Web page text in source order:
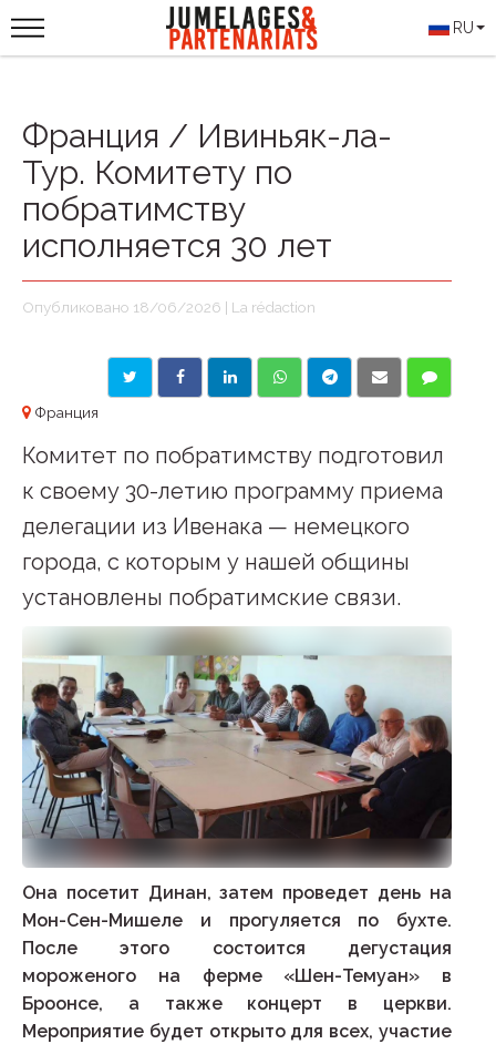
RU
Франция / Ивиньяк-ла-
Тур. Комитету по
побратимству
исполняется 30 лет
Опубликовано 18/06/2026 | La rédaction
Франция
Комитет по побратимству подготовил
к своему 30-летию программу приема
делегации из Ивенака — немецкого
города, с которым у нашей общины
установлены побратимские связи.
Она посетит Динан, затем проведет день на
Мон-Сен-Мишеле и прогуляется по бухте.
После этого состоится дегустация
мороженого на ферме «Шен-Темуан» в
Броонсе, а также концерт в церкви.
Мероприятие будет открыто для всех, участие